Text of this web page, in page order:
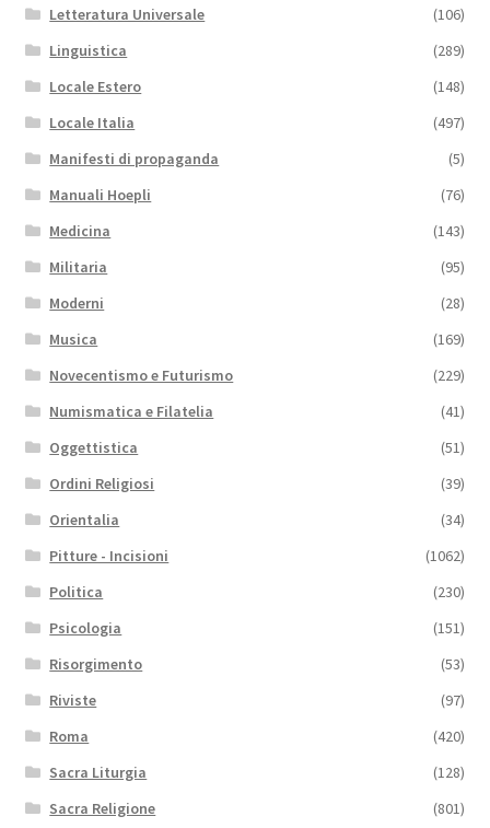
Letteratura Universale
(106)
Linguistica
(289)
Locale Estero
(148)
Locale Italia
(497)
Manifesti di propaganda
(5)
Manuali Hoepli
(76)
Medicina
(143)
Militaria
(95)
Moderni
(28)
Musica
(169)
Novecentismo e Futurismo
(229)
Numismatica e Filatelia
(41)
Oggettistica
(51)
Ordini Religiosi
(39)
Orientalia
(34)
Pitture - Incisioni
(1062)
Politica
(230)
Psicologia
(151)
Risorgimento
(53)
Riviste
(97)
Roma
(420)
Sacra Liturgia
(128)
Sacra Religione
(801)